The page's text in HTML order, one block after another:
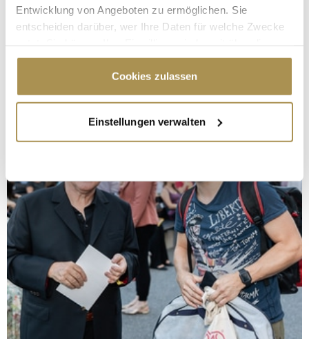
Entwicklung von Angeboten zu ermöglichen. Sie
entscheiden darüber, wer Ihre Daten für welche Zwecke
Cookie-Erklärung oder durch Klicken auf das Privacy
Trigger Symbol ändern oder widerrufen
Informationen über Ihre geografische Lage
erfassen, welche bis auf einige Meter genau sein
bestimmten Merkmalen (Fingerprinting) identifizieren
Erfahren Sie mehr darüber, wie Ihre persönlichen Daten
verarbeitet werden, und legen Sie Ihre Präferenzen im
Abschnitt Einzelheitenfest.
Wir verwenden Cookies, um Inhalte und Anzeigen zu
personalisieren, Funktionen für soziale Medien anbieten
zu können und die Zugriffe auf unsere Website zu
analysieren. Außerdem geben wir Informationen zu Ihrer
Cookies zulassen
Einstellungen verwalten